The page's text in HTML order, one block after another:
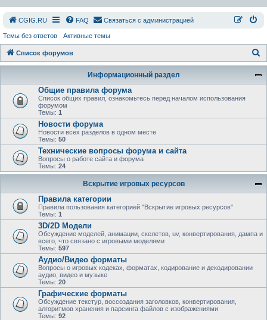
СGIG.RU FAQ Связаться с администрацией
Темы без ответов Активные темы
Список форумов
о
Информационный раздел
Общие правила форума
Список общих правил, ознакомьтесь перед началом использования
форумом
Темы: 1
Новости форума
Новости всех разделов в одном месте
Темы: 50
Технические вопросы форума и сайта
Вопросы о работе сайта и форума
Темы: 24
Вскрытие игровых ресурсов
Правила категории
Правила пользования категорией "Вскрытие игровых ресурсов"
Темы: 1
3D/2D Модели
Обсуждение моделей, анимации, скелетов, uv, конвертирования, дампа и
всего, что связано с игровыми моделями
Темы: 597
Аудио/Видео форматы
Вопросы о игровых кодеках, форматах, кодирование и декодировании
аудио, видео и музыке
Темы: 20
Графические форматы
Обсуждение текстур, воссоздания заголовков, конвертирования,
алгоритмов хранения и парсинга файлов с изображениями
Темы: 92